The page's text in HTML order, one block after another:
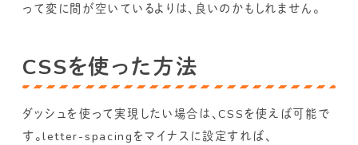
って変に間が空いているよりは、良いのかもしれません。
CSSを使った方法
ダッシュを使って実現したい場合は、CSSを使えば可能で
す。letter-spacingをマイナスに設定すれば、